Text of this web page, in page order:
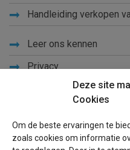
Deze site
Cookies
Om de beste ervaringen te
zoals cookies om informatie
Handleiding verkopen
Leer ons kennen
Privacy
Blog